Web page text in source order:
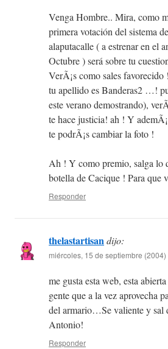
Venga Hombre.. Mira, como
primera votación del sistema
alaputacalle ( a estrenar en el
Octubre ) será sobre tu
VerÃ¡s como sales favorecido
tu apellido es Banderas2 …!
este verano demostrando),
te hace justicia! ah ! Y
te podrÃ¡s cambiar la foto !
Ah ! Y como premio, salga lo
botella de Cacique ! Para que
Responder
thelastartisandijo:
miércoles, 15 de septiembre
me gusta esta web, esta
gente que a la vez aprovecha
del armario…Se valiente y sal
Antonio!
Responder